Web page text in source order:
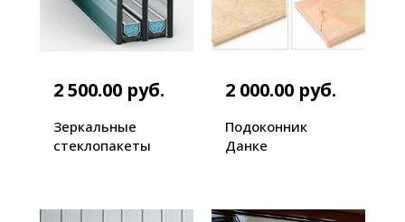
2 500.00 руб.
Зеркальные
стеклопакеты
2 000.00 руб.
Подоконник
Данке